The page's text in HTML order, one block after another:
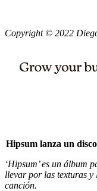
Copyright © 2022
Hipsum lanza un
‘Hipsum’ es un álbum
llevar por las texturas y
canción.